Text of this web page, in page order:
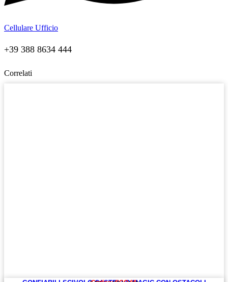
Cellulare Ufficio
+39 388 8634 444
Correlati